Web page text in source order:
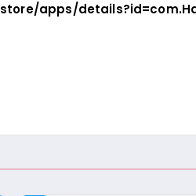
apps/